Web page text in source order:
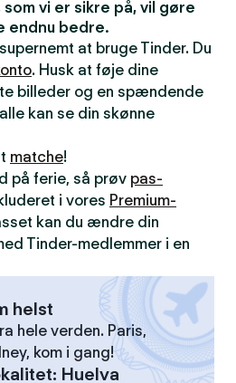
vi er sikre på, vil gøre
endnu bedre.
at bruge Tinder. Du
. Husk at føje dine
billeder og en spændende
kan se din skønne
matche!
på ferie, så prøv pas-
i vores Premium-
kan du ændre din
Tinder-medlemmer i en
helst
hele verden. Paris,
kom i gang!
: Huelva